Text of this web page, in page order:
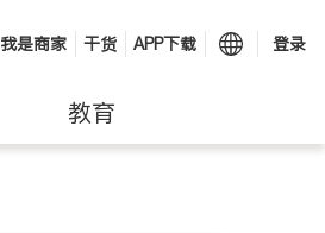
我是商家 干货 APP下载 登录
教育